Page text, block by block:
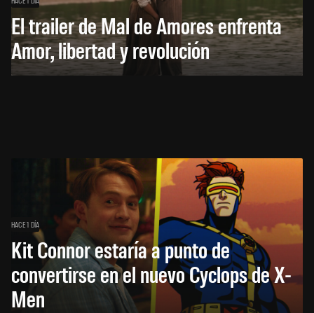
El trailer de Mal de Amores enfrenta
Amor, libertad y revolución
HACE 1 DÍA
Kit Connor estaría a punto de
convertirse en el nuevo Cyclops de X-
Men